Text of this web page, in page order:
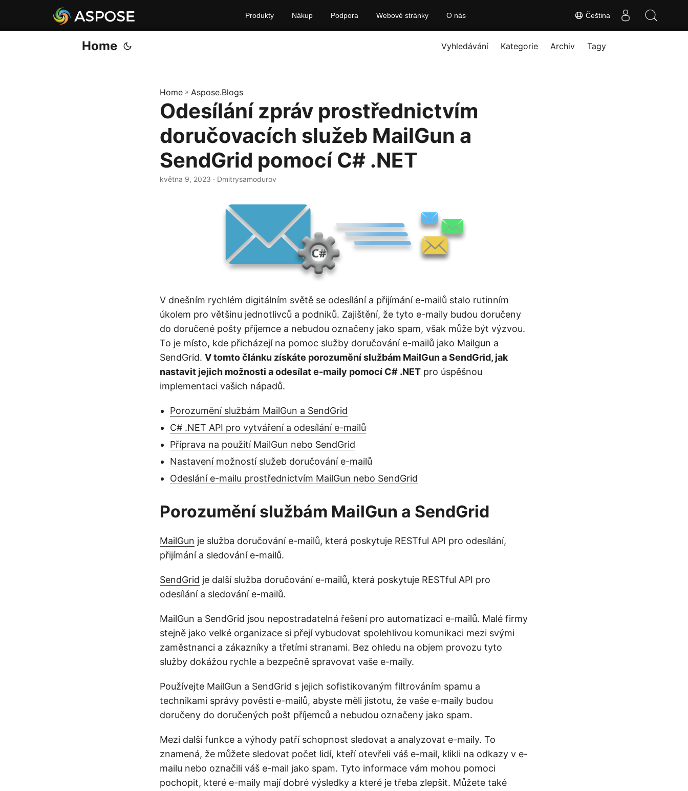
Čeština
Produkty Nákup Podpora Webové stránky O nás
Home Vyhledávání Kategorie Archiv Tagy
Home » Aspose.Blogs
Odesílání zpráv prostřednictvím
doručovacích služeb MailGun a
SendGrid pomocí C# .NET
května 9, 2023 · Dmitrysamodurov
V dnešním rychlém digitálním světě se odesílání a přijímání e-mailů stalo rutinním
úkolem pro většinu jednotlivců a podniků. Zajištění, že tyto e-maily budou doručeny
do doručené pošty příjemce a nebudou označeny jako spam, však může být výzvou.
To je místo, kde přicházejí na pomoc služby doručování e-mailů jako Mailgun a
SendGrid. V tomto článku získáte porozumění službám MailGun a SendGrid, jak
nastavit jejich možnosti a odesílat e-maily pomocí C# .NET pro úspěšnou
implementaci vašich nápadů.
Porozumění službám MailGun a SendGrid
C# .NET API pro vytváření a odesílání e-mailů
Příprava na použití MailGun nebo SendGrid
Nastavení možností služeb doručování e-mailů
Odeslání e-mailu prostřednictvím MailGun nebo SendGrid
Porozumění službám MailGun a SendGrid
MailGun je služba doručování e-mailů, která poskytuje RESTful API pro odesílání,
přijímání a sledování e-mailů.
SendGrid je další služba doručování e-mailů, která poskytuje RESTful API pro
odesílání a sledování e-mailů.
MailGun a SendGrid jsou nepostradatelná řešení pro automatizaci e-mailů. Malé firmy
stejně jako velké organizace si přejí vybudovat spolehlivou komunikaci mezi svými
zaměstnanci a zákazníky a třetími stranami. Bez ohledu na objem provozu tyto
služby dokážou rychle a bezpečně spravovat vaše e-maily.
Používejte MailGun a SendGrid s jejich sofistikovaným filtrováním spamu a
technikami správy pověsti e-mailů, abyste měli jistotu, že vaše e-maily budou
doručeny do doručených pošt příjemců a nebudou označeny jako spam.
Mezi další funkce a výhody patří schopnost sledovat a analyzovat e-maily. To
znamená, že můžete sledovat počet lidí, kteří otevřeli váš e-mail, klikli na odkazy v e-
mailu nebo označili váš e-mail jako spam. Tyto informace vám mohou pomoci
pochopit, které e-maily mají dobré výsledky a které je třeba zlepšit. Můžete také